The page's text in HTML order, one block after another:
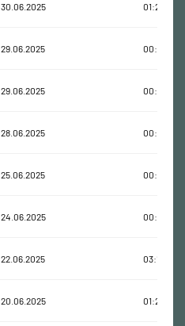
30.06.2025 01:27:38
29.06.2025 00:07:05
29.06.2025 00:47:13
28.06.2025 00:35:27
25.06.2025 00:43:30
24.06.2025 00:34:51
22.06.2025 03:13:21
20.06.2025 01:28:43